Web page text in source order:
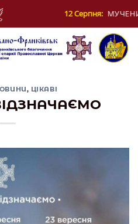
ФОТІЯ Й АНКИТИ ТА БАГАТЬОХ
, ЦІКАВІ